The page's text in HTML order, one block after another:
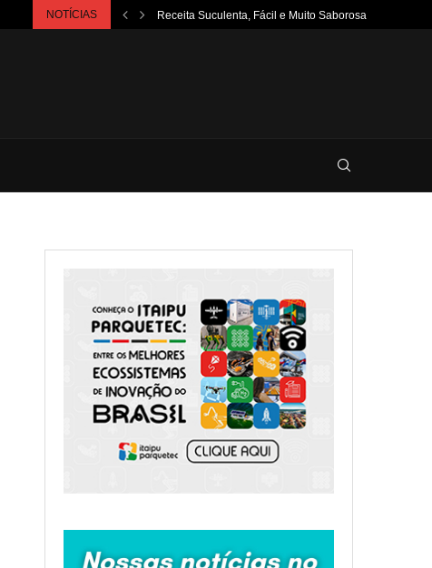
NOTÍCIAS Receita Suculenta, Fácil e Muito Saborosa